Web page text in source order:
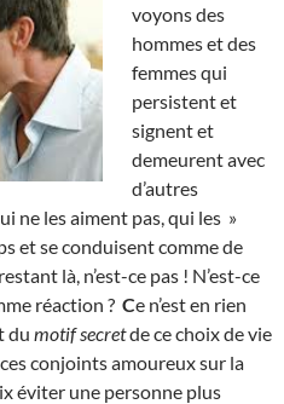
voyons des
hommes et des
femmes qui
persistent et
signent et
demeurent avec
d’autres
ne les aiment pas, qui les »
et se conduisent comme de
là, n’est-ce pas ! N’est-ce
réaction ? Ce n’est en rien
du motif secretde ce choix de vie
conjoints amoureux sur la
éviter une personne plus